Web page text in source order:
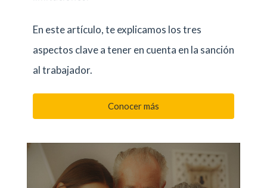
En este artículo, te explicamos los tres
aspectos clave a tener en cuenta en la sanción
al trabajador.
Conocer más